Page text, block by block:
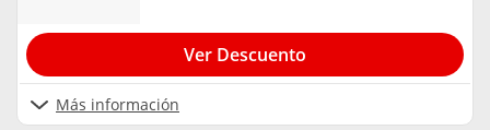
Más información
Ver Descuento